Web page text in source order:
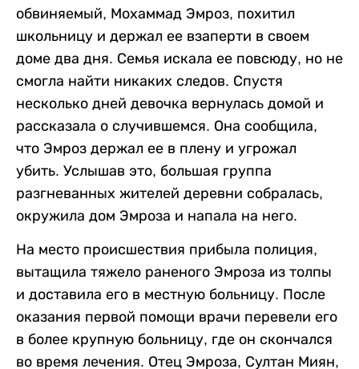
обвиняемый, Мохаммад Эмроз, похитил
школьницу и держал ее взаперти в своем
доме два дня. Семья искала ее повсюду, но не
смогла найти никаких следов. Спустя
несколько дней девочка вернулась домой и
рассказала о случившемся. Она сообщила,
что Эмроз держал ее в плену и угрожал
убить. Услышав это, большая группа
разгневанных жителей деревни собралась,
окружила дом Эмроза и напала на него.
На место происшествия прибыла полиция,
вытащила тяжело раненого Эмроза из толпы
и доставила его в местную больницу. После
оказания первой помощи врачи перевели его
в более крупную больницу, где он скончался
во время лечения. Отец Эмроза, Султан Миян,